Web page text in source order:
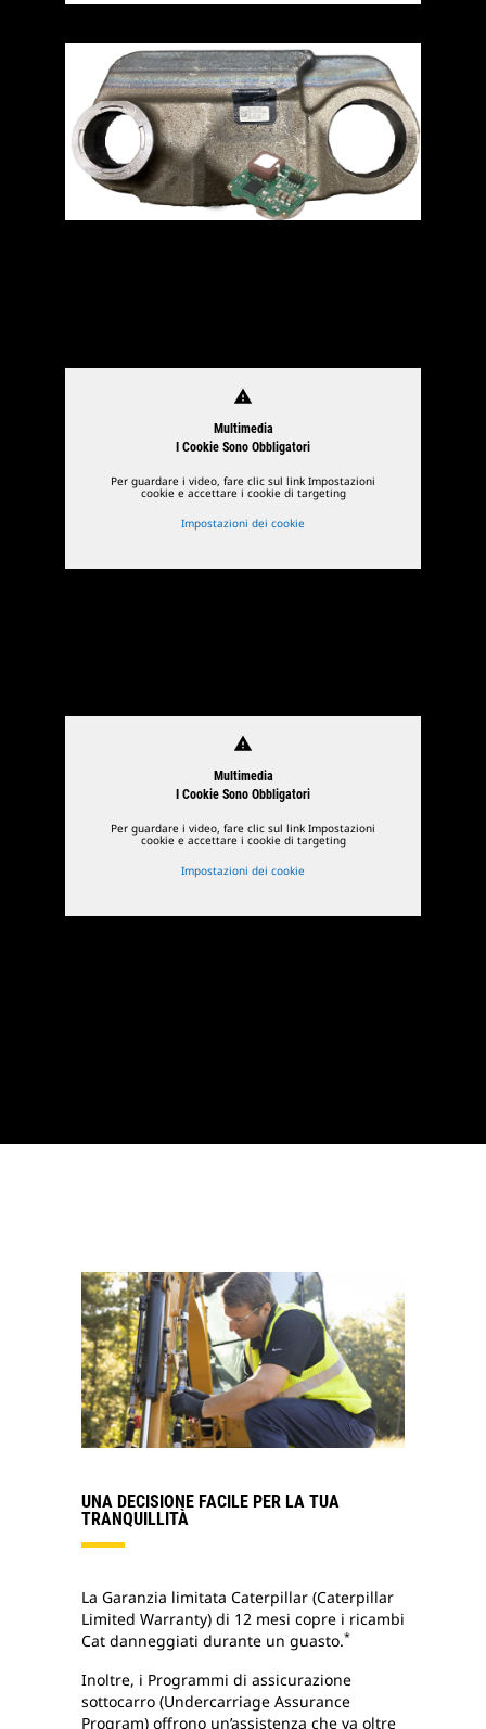
warning
Multimedia
I Cookie Sono Obbligatori
Per guardare i video, fare clic sul link Impostazioni
cookie e accettare i cookie di targeting
Impostazioni dei cookie
warning
Multimedia
I Cookie Sono Obbligatori
Per guardare i video, fare clic sul link Impostazioni
cookie e accettare i cookie di targeting
Impostazioni dei cookie
UNA DECISIONE FACILE PER LA TUA
TRANQUILLITÀ
La Garanzia limitata Caterpillar (Caterpillar
Limited Warranty) di 12 mesi copre i ricambi
Cat danneggiati durante un guasto.*
Inoltre, i Programmi di assicurazione
sottocarro (Undercarriage Assurance
Program) offrono un’assistenza che va oltre